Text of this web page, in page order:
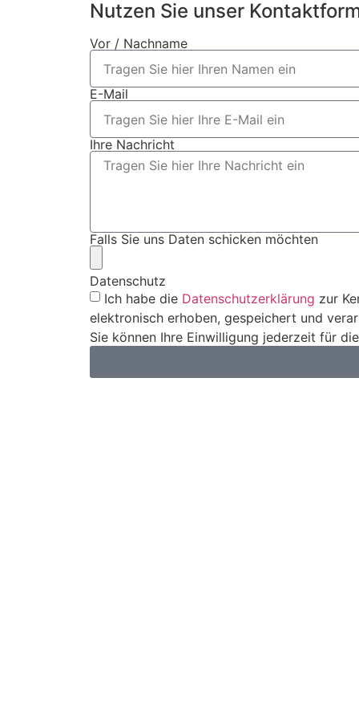
Nutzen Sie unser
Vor / Nachname
E-Mail
Ihre Nachricht
Falls Sie uns Daten schicken möchten
Datenschutz
Ich habe die Datenschutzerklärung zur
elektronisch erhoben, gespeichert und
Sie können Ihre Einwilligung jederzeit für